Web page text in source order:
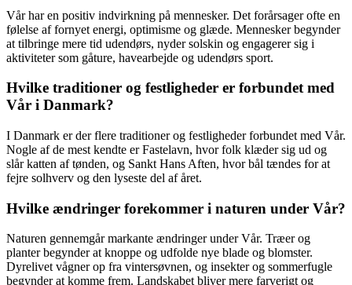
Vår har en positiv indvirkning på mennesker. Det forårsager ofte en
følelse af fornyet energi, optimisme og glæde. Mennesker begynder
at tilbringe mere tid udendørs, nyder solskin og engagerer sig i
aktiviteter som gåture, havearbejde og udendørs sport.
Hvilke traditioner og festligheder er forbundet med
Vår i Danmark?
I Danmark er der flere traditioner og festligheder forbundet med Vår.
Nogle af de mest kendte er Fastelavn, hvor folk klæder sig ud og
slår katten af tønden, og Sankt Hans Aften, hvor bål tændes for at
fejre solhverv og den lyseste del af året.
Hvilke ændringer forekommer i naturen under Vår?
Naturen gennemgår markante ændringer under Vår. Træer og
planter begynder at knoppe og udfolde nye blade og blomster.
Dyrelivet vågner op fra vintersøvnen, og insekter og sommerfugle
begynder at komme frem. Landskabet bliver mere farverigt og